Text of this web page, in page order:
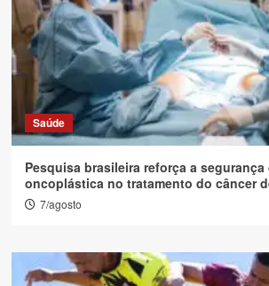
Saúde
Pesquisa brasileira reforça a
oncoplástica no tratamento do câncer
7/agosto